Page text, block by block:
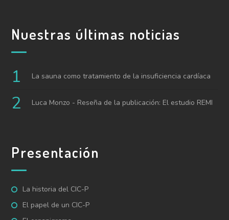
Nuestras últimas noticias
La sauna como tratamiento de la insuficiencia cardíaca
Luca Monzo - Reseña de la publicación: El estudio REMI
Presentación
La historia del CIC-P
El papel de un CIC-P